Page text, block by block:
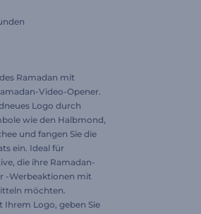
Ramadan mit
Video-Opener.
Logo durch
wie den Halbmond,
und fangen Sie die
ein. Ideal für
die ihre Ramadan-
-Werbeaktionen mit
möchten.
Ihrem Logo, geben Sie